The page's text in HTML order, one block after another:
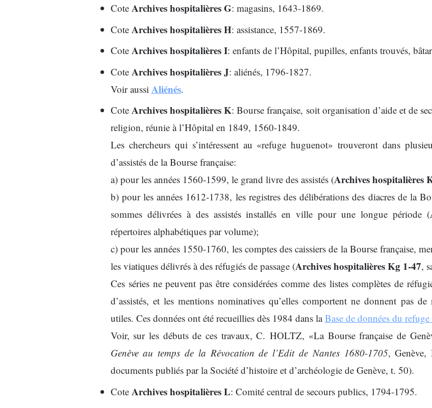
Cote Archives hospitalières G: magasins, 1643-1869.
Cote Archives hospitalières H: assistance, 1557-1869.
Cote Archives hospitalières I: enfants de l’Hôpital, pupilles, enfants trouvés,
Cote Archives hospitalières J: aliénés, 1796-1827.
Voir aussi Aliénés.
Cote Archives hospitalières K: Bourse française, soit organisation d’aide et de
religion, réunie à l’Hôpital en 1849, 1560-1849.
Les chercheurs qui s’intéressent au «refuge huguenot» trouveront dans
d’assistés de la Bourse française:
a) pour les années 1560-1599, le grand livre des assistés (Archives hospitalières
b) pour les années 1612-1738, les registres des délibérations des diacres de la
sommes délivrées à des assistés installés en ville pour une longue période (
répertoires alphabétiques par volume);
c) pour les années 1550-1760, les comptes des caissiers de la Bourse française,
les viatiques délivrés à des réfugiés de passage (Archives hospitalières Kg 1-47,
Ces séries ne peuvent pas être considérées comme des listes complètes de
d’assistés, et les mentions nominatives qu’elles comportent ne donnent pas de
utiles. Ces données ont été recueillies dès 1984 dans laBase de données du
Voir, sur les débuts de ces travaux, C. HOLTZ, «La Bourse française de
Genève au temps de la Révocation de l’Edit de Nantes 1680-1705, Genève,
documents publiés par la Société d’histoire et d’archéologie de Genève, t. 50).
Cote Archives hospitalières L: Comité central de secours publics, 1794-1795.